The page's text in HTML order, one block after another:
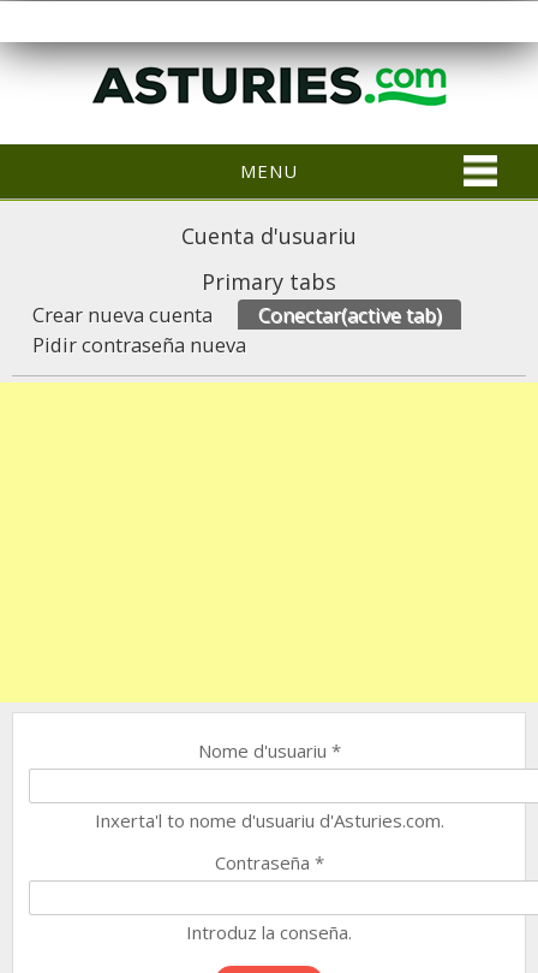
MENU
Cuenta d'usuariu
Primary tabs
Crear nueva cuenta Conectar(active tab)
Pidir contraseña nueva
Nome d'usuariu *
Inxerta'l to nome d'usuariu d'Asturies.com.
Contraseña *
Introduz la conseña.